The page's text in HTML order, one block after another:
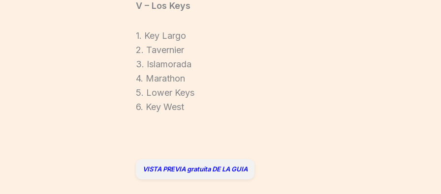
V – Los Keys
1. Key Largo
2. Tavernier
3. Islamorada
4. Marathon
5. Lower Keys
6. Key West
VISTA PREVIA gratuita DE LA GUIA